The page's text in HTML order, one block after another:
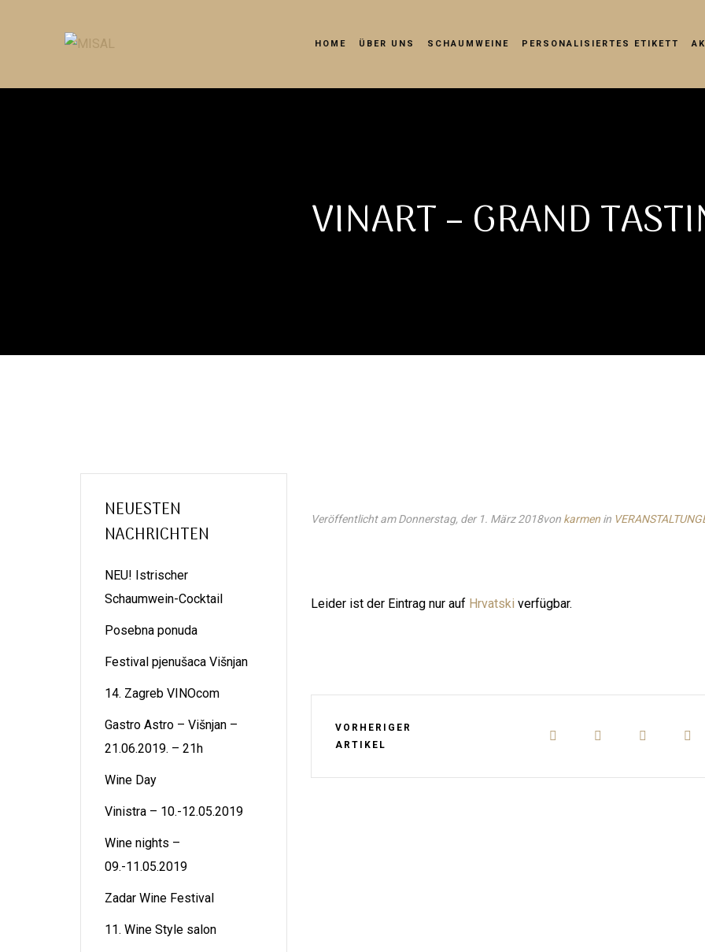
HOME ÜBER UNS SCHAUMWEINE PERSONALISIERTES ETIKETT
VINART – GRAND
Veröffentlicht am Donnerstag, der 1. März 2018von karmenin
Leider ist der Eintrag nur auf Hrvatski verfügbar.
VORHERIGER
ARTIKEL
NEUESTEN
NACHRICHTEN
NEU! Istrischer
Schaumwein-Cocktail
Posebna ponuda
Festival pjenušaca Višnjan
14. Zagreb VINOcom
Gastro Astro – Višnjan –
21.06.2019. – 21h
Wine Day
Vinistra – 10.-12.05.2019
Wine nights –
09.-11.05.2019
Zadar Wine Festival
11. Wine Style salon